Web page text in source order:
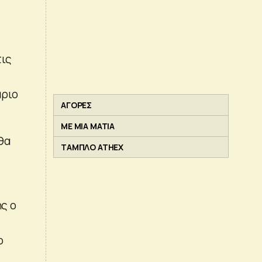
ο
ΑΓΟΡΕΣ
ΜΕ ΜΙΑ ΜΑΤΙΑ
ΤΑΜΠΛΟ ATHEX